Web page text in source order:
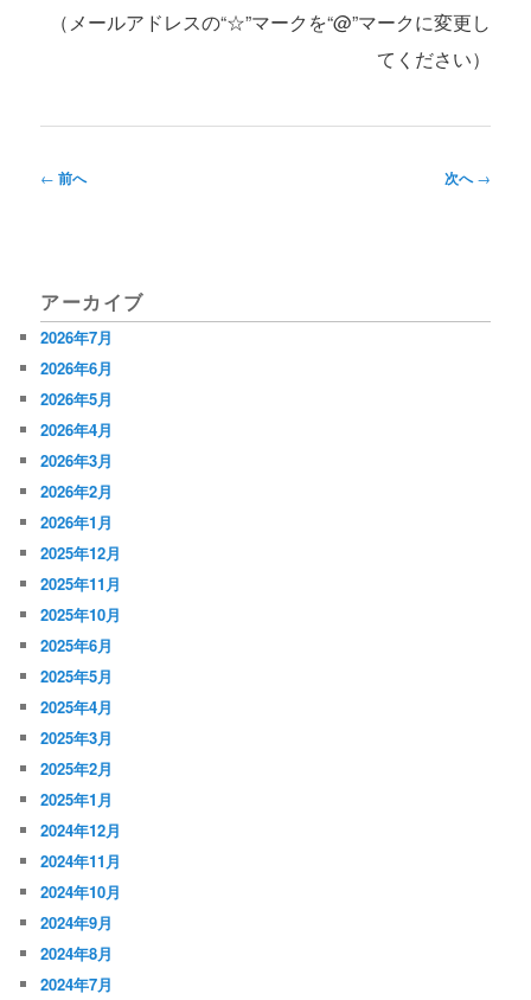
（メールアドレスの“☆”マークを“@”マークに変更し
てください）
投
ゲ
ー
シ
ョ
ン
← 前へ 次へ→
アーカイブ
2026年7月
2026年6月
2026年5月
2026年4月
2026年3月
2026年2月
2026年1月
2025年12月
2025年11月
2025年10月
2025年6月
2025年5月
2025年4月
2025年3月
2025年2月
2025年1月
2024年12月
2024年11月
2024年10月
2024年9月
2024年8月
2024年7月